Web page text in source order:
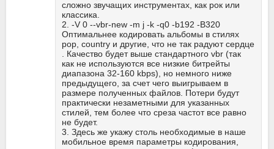
сложно звучащих инструментах, как рок или
классика.
2. -V 0 --vbr-new -m j -k -q0 -b192 -B320
Оптимальнее кодировать альбомы в стилях
pop, country и другие, что не так радуют сердце
. Качество будет выше стандартного vbr (так
как не используются все низкие битрейты
диапазона 32-160 kbps), но немного ниже
предыдущего, за счет чего выигрываем в
размере полученных файлов. Потери будут
практически незаметными для указанных
стилей, тем более что среза частот все равно
не будет.
3. Здесь же укажу столь необходимые в наше
мобильное время параметры кодирования,